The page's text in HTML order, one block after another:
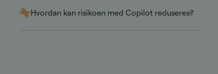
Hvordan kan risikoen med Copilot reduseres?